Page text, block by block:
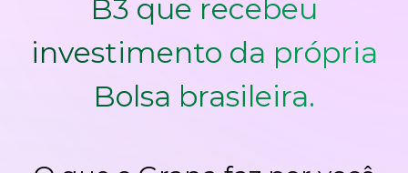
B3 que recebeu
investimento da própria
Bolsa brasileira.